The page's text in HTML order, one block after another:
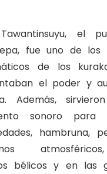
el
fue uno de los
de los
el poder y
Además,
sonoro para
hambruna,
bélicos y en las